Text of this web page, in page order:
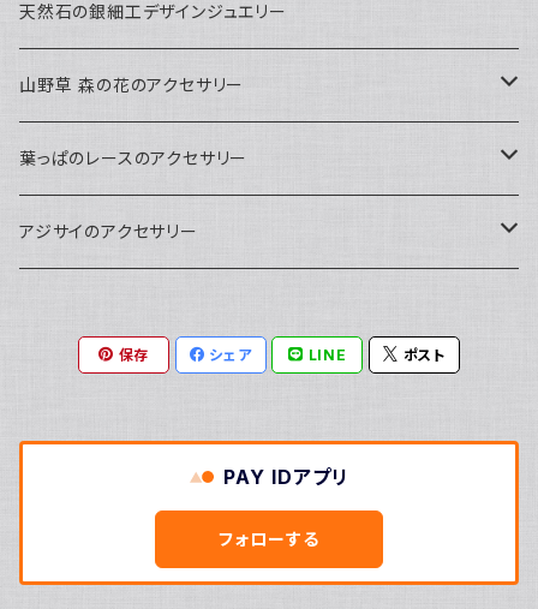
天然石の銀細工デザインジュエリー
山野草 森の花のアクセサリー
ペンダント
ピアス
葉っぱのレースのアクセサリー
ネックレス
アジサイのアクセサリー
天然石染め
ネックレス
草木染
保存 シェア LINE ポスト
PAY IDアプリ
フォローする